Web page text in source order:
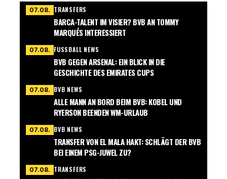
07.08. TRANSFERS
BARCA-TALENT IM VISIER? BVB AN TOMMY
MARQUÉS INTERESSIERT
07.08. FUSSBALL NEWS
BVB GEGEN ARSENAL: EIN BLICK IN DIE
GESCHICHTE DES EMIRATES CUPS
07.08. BVB NEWS
ALLE MANN AN BORD BEIM BVB: KOBEL UND
RYERSON BEENDEN WM-URLAUB
07.08. BVB NEWS
TRANSFER VON EL MALA HAKT: SCHLÄGT DER BVB
BEI EINEM PSG-JUWEL ZU?
07.08. TRANSFERS